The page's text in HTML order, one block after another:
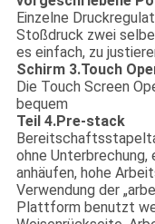
Einzelne
Stoßdruck zwei
es einfach, zu
Schirm 3.Touch
Die Touch Screen
bequem
Teil 4.Pre-stack
ohne Unterbrechung,
anhäufen, hohe
Verwendung der
Plattform benutzt